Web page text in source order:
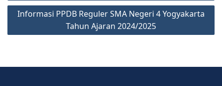
Informasi PPDB Reguler SMA Negeri 4 Yogyakarta
Tahun Ajaran 2024/2025